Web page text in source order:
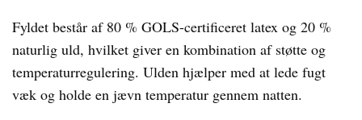
Fyldet består af 80 % GOLS-certificeret latex og 20 %
naturlig uld, hvilket giver en kombination af støtte og
temperaturregulering. Ulden hjælper med at lede fugt
væk og holde en jævn temperatur gennem natten.